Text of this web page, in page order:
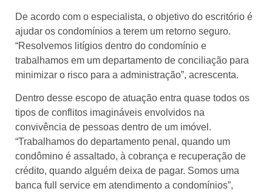
De acordo com o especialista, o objetivo do escritório é
ajudar os condomínios a terem um retorno seguro.
“Resolvemos litígios dentro do condomínio e
trabalhamos em um departamento de conciliação para
minimizar o risco para a administração”, acrescenta.
Dentro desse escopo de atuação entra quase todos os
tipos de conflitos imagináveis envolvidos na
convivência de pessoas dentro de um imóvel.
“Trabalhamos do departamento penal, quando um
condômino é assaltado, à cobrança e recuperação de
crédito, quando alguém deixa de pagar. Somos uma
banca full service em atendimento a condomínios”,